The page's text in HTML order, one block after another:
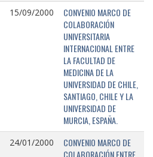
15/09/2000
CONVENIO MARCO DE
COLABORACIÓN
UNIVERSITARIA
INTERNACIONAL ENTRE
LA FACULTAD DE
MEDICINA DE LA
UNIVERSIDAD DE CHILE,
SANTIAGO, CHILE Y LA
UNIVERSIDAD DE
MURCIA, ESPAÑA.
24/01/2000
CONVENIO MARCO DE
COLABORACIÓN ENTRE